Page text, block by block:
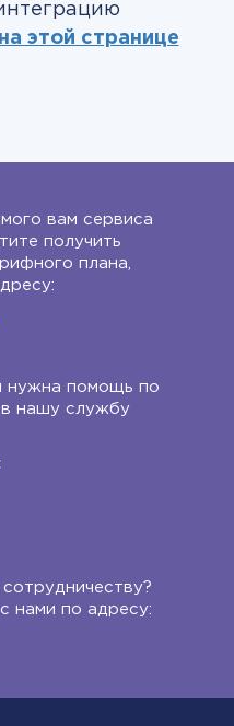
на этой странице
вам сервиса
получить
плана,
нужна помощь по
нашу службу
нами по адресу: